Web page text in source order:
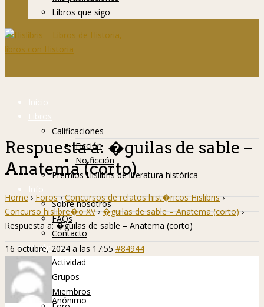
Libros que sigo
Inicio
Libros
Calificaciones
Ficción
No ficción
Premios Hislibris de literatura histórica
Info
Sobre nosotros
FAQs
Contacto
Hislibreños
Actividad
Grupos
Miembros
Respuesta a: �guilas de sable –
Anatema (corto)
Home › Foros › Concursos de relatos hist�ricos Hislibris ›
Concurso hislibre�o XV › �guilas de sable – Anatema (corto) ›
Respuesta a: �guilas de sable – Anatema (corto)
16 octubre, 2024 a las 17:55 #84944
Anónimo